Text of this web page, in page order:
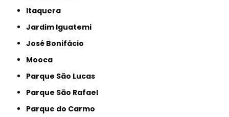
Itaquera
Jardim Iguatemi
José Bonifácio
Mooca
Parque São Lucas
Parque São Rafael
Parque do Carmo